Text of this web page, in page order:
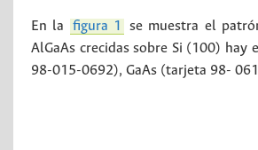
En la figura 1
se muestra el
AlGaAs crecidas sobre Si (100)
98-015-0692), GaAs (tarjeta 98-